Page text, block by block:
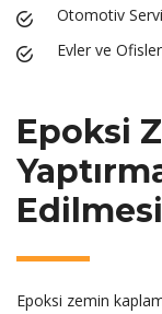
Otomotiv
Evler ve Ofisler
Epoksi
Epoksi zemin